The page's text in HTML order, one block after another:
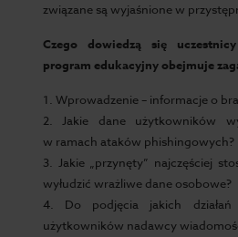
związane są wyjaśnione w
Czego dowiedzą się
program edukacyjny obejmuje
1. Wprowadzenie – informacje o
2. Jakie dane użytkowników
w ramach ataków phishingowych?
3. Jakie „przynęty” najczęściej
wyłudzić wrażliwe dane osobowe?
4. Do podjęcia jakich działań
użytkowników nadawcy